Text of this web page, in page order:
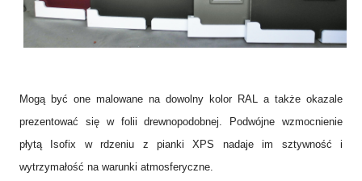
Mogą być one malowane na dowolny kolor RAL a także okazale
prezentować się w folii drewnopodobnej. Podwójne wzmocnienie
płytą Isofix w rdzeniu z pianki XPS nadaje im sztywność i
wytrzymałość na warunki atmosferyczne.